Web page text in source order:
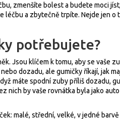
zmenšíte bolest a budete moci
a zbytečně trpíte. Nejde jen o
potřebujete?
Jsou klíčem k tomu, aby se vaše
dozadu, ale gumičky říkají, jak
máte spodní zuby příliš dozadu,
nich by vaše rovnátka byla jako
malé, střední, velké, v jedné